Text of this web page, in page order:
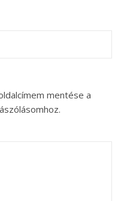
mentése a